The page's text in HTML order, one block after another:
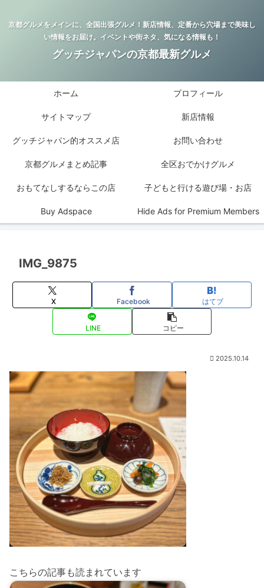
京都グルメをメインに、全国出張グルメ！新店情報、定番から穴場まで美味し
い情報をお届け。イベントや街ネタ、気になる情報も！
グッチジャパンの京都最新グルメ
ホーム プロフィール
サイトマップ 新店情報
グッチジャパン的オススメ店 お問い合わせ
京都グルメまとめ記事 全区おでかけグルメ
おもてなしするならこの店 子どもと行ける遊び場・お店
Buy Adspace Hide Ads for Premium Members
IMG_9875
X Facebook はてブ
LINE コピー
2025.10.14
こちらの記事も読まれています